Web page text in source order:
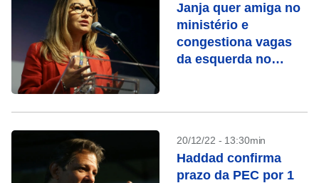
Janja quer amiga no
ministério e
congestiona vagas
da esquerda no
20/12/22 - 13:30min
Haddad confirma
prazo da PEC por 1